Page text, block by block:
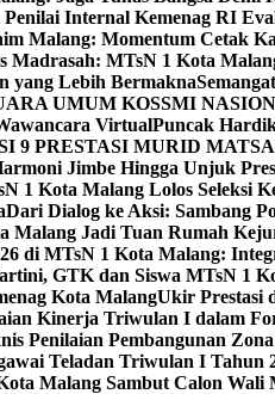
Internal Kemenag RI
Malang: Momentum Cetak
Madrasah: MTsN 1 Kota
yang Lebih Bermakna
UMUM KOSSMI
VirtualPuncak
PRESTASI MURID
Jimbe Hingga Unjuk
1 Kota Malang Lolos Seleksi
Dari Dialog ke Aksi: Sambang
Malang Jadi Tuan Rumah
di MTsN 1 Kota Malang:
GTK dan Siswa MTsN 1
Kota MalangUkir Prestasi
Kinerja Triwulan I dalam
Penilaian Pembangunan
Teladan Triwulan I Tahun
Malang Sambut Calon